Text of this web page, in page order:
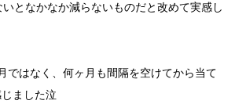
となかなか減らないものだと改めて実感し
ではなく、何ヶ月も間隔を空けてから当て
ました泣